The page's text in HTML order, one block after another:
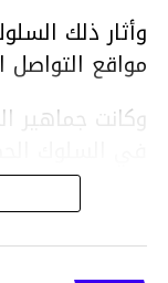
وأثار ذلك
مواقع التواصل
وكانت جماهير
الملعب في